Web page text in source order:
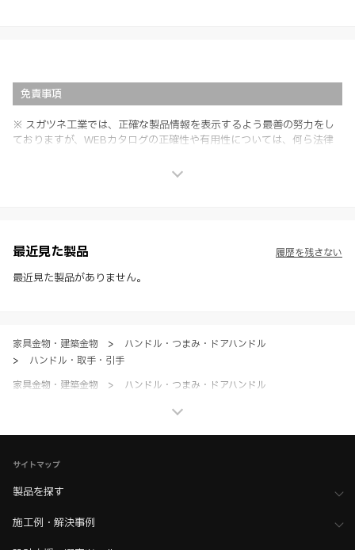
免責事項
※ スガツネ工業では、正確な製品情報を表示するよう最善の努力をし
ておりますが、WEBカタログの正確性や有用性については、何ら法律
社製品の使用ご検討、又は販売促進目的の利用に限ります。
※ 本WEBサイト製品情報のご利用にあたっては、WEBサイト利用規
約、プライバシーポリシー、製品情報ガイドをご確認いただき、内容の
最近見た製品
最近見た製品がありません。
履歴を残さない
家具金物・建築金物 >
ハンドル・つまみ・ドアハンドル
>
ハンドル・取手・引手
家具金物・建築金物
>
ハンドル・つまみ・ドアハンドル
サイトマップ
製品を探す
施工例・解決事例